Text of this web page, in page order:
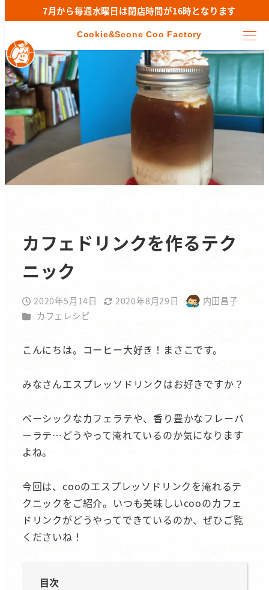
7月から毎週水曜日は閉店時間が16時となります
カフェドリンクを作るテク
ニック
投稿日
2020年5月14日
更新日
2020年8月29日
著
内田昌子
カテゴリー
カフェレシピ
こんにちは。コーヒー大好き！まさこです。
みなさんエスプレッソドリンクはお好きですか？
ベーシックなカフェラテや、香り豊かなフレーバ
ーラテ…どうやって淹れているのか気になります
よね。
今回は、cooのエスプレッソドリンクを淹れるテ
クニックをご紹介。いつも美味しいcooのカフェ
ドリンクがどうやってできているのか、ぜひご覧
くださいね！
目次